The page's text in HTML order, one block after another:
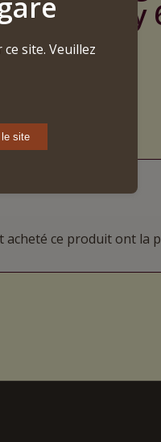
Whiskey
– Release 2017
acheté ce produit ont la
site. Veuillez